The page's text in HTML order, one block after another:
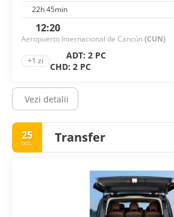
22h 45min
12:20
Aeropuerto Internacional de Cancún(CUN)
+1 zi
ADT: 2 PC
CHD: 2 PC
Vezi detalii
25
oct. Transfer